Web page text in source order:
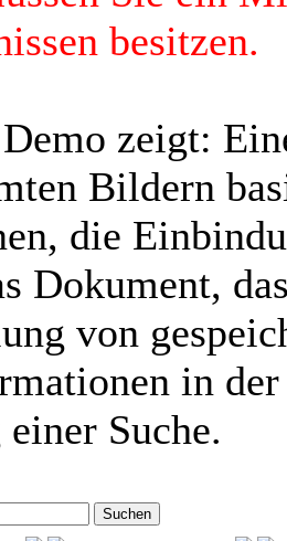
besitzen.
zeigt:
Bildern
die
Dokument,
von
in
Suche.
Suchen